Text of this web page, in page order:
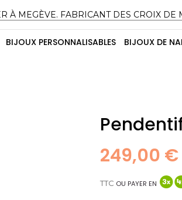
À MEGÈVE. FABRICANT DES CROIX DE
BIJOUX PERSONNALISABLES BIJOUX DE
249,00 €
TTC OU PAYER EN